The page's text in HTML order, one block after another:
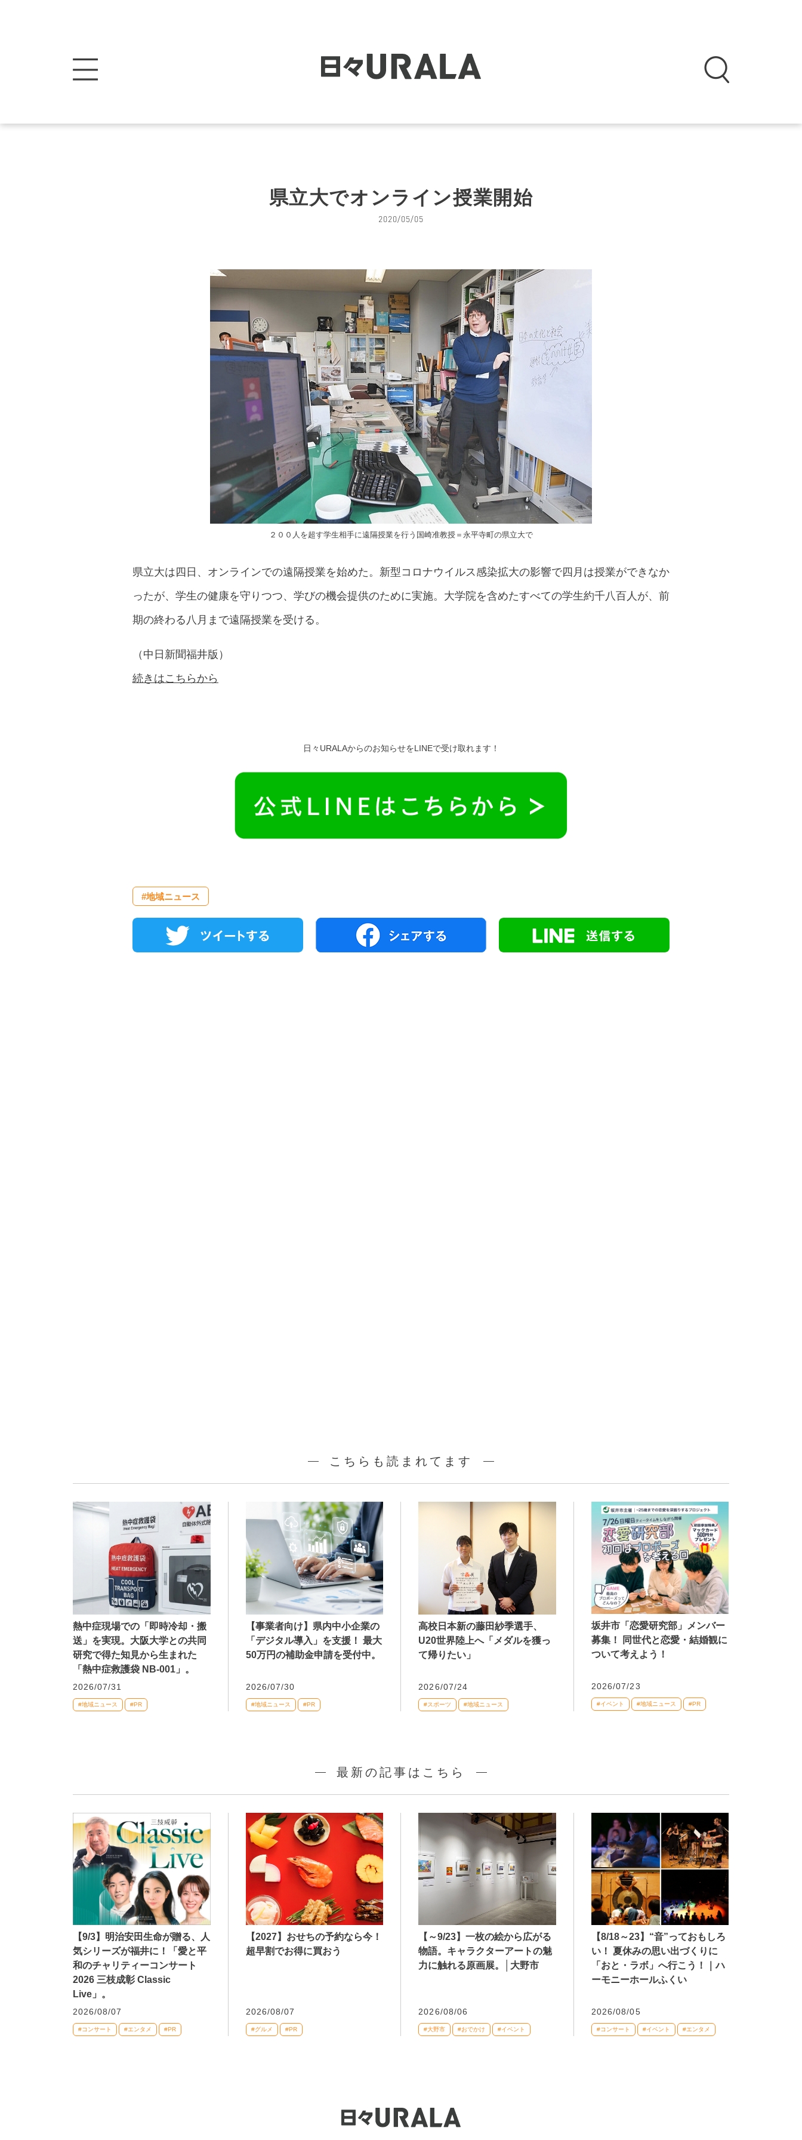
県立大でオンライン授業開始
2020/05/05
２００人を超す学生相手に遠隔授業を行う国崎准教授＝永平寺町の県立大で
県立大は四日、オンラインでの遠隔授業を始めた。新型コロナウイルス感染拡大の影響で四月は授業ができなか
ったが、学生の健康を守りつつ、学びの機会提供のために実施。大学院を含めたすべての学生約千八百人が、前
期の終わる八月まで遠隔授業を受ける。
（中日新聞福井版）
続きはこちらから
日々URALAからのお知らせをLINEで受け取れます！
#地域ニュース
こちらも読まれてます
熱中症現場での「即時冷却・搬
送」を実現。大阪大学との共同
研究で得た知見から生まれた
「熱中症救護袋 NB-001」。
2026/07/31
#地域ニュース #PR
【事業者向け】県内中小企業の
「デジタル導入」を支援！ 最大
50万円の補助金申請を受付中。
2026/07/30
#地域ニュース #PR
高校日本新の藤田紗季選手、
U20世界陸上へ「メダルを獲っ
て帰りたい」
2026/07/24
#スポーツ #地域ニュース
坂井市「恋愛研究部」メンバー
募集！ 同世代と恋愛・結婚観に
ついて考えよう！
2026/07/23
#イベント #地域ニュース #PR
最新の記事はこちら
【9/3】明治安田生命が贈る、人
気シリーズが福井に！「愛と平
和のチャリティーコンサート
2026 三枝成彰 Classic
Live」。
2026/08/07
#コンサート #エンタメ #PR
【2027】おせちの予約なら今！
超早割でお得に買おう
2026/08/07
#グルメ #PR
【～9/23】一枚の絵から広がる
物語。キャラクターアートの魅
力に触れる原画展。│大野市
2026/08/06
#大野市 #おでかけ #イベント
【8/18～23】“音”っておもしろ
い！ 夏休みの思い出づくりに
「おと・ラボ」へ行こう！｜ハ
ーモニーホールふくい
2026/08/05
#コンサート #イベント #エンタメ